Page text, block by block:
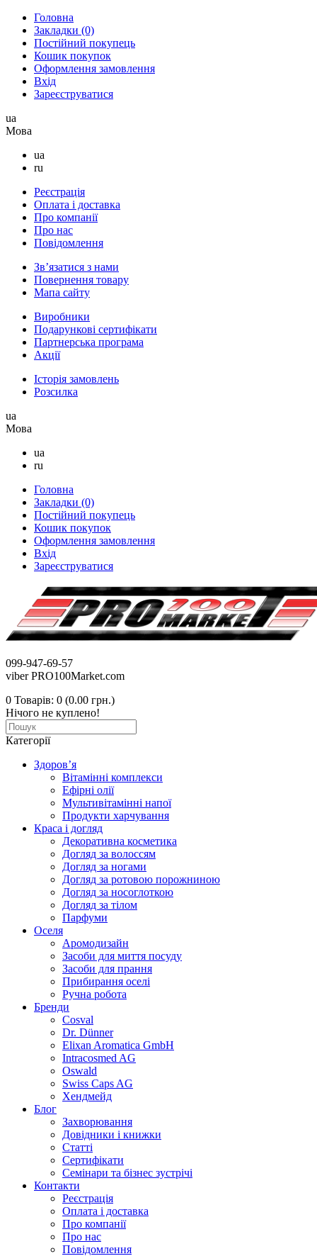
Головна
Закладки (0)
Постійний покупець
Кошик покупок
Оформлення замовлення
Вхід
Зареєструватися
ua
Мова
ua
ru
Реєстрація
Оплата і доставка
Про компанії
Про нас
Повідомлення
Зв’язатися з нами
Повернення товару
Мапа сайту
Виробники
Подарункові сертифікати
Партнерська програма
Акції
Історія замовлень
Розсилка
ua
Мова
ua
ru
Головна
Закладки (0)
Постійний покупець
Кошик покупок
Оформлення замовлення
Вхід
Зареєструватися
099-947-69-57
viber PRO100Market.com
0 Товарів: 0 (0.00 грн.)
Нічого не куплено!
Категорії
Здоров’я
Вітамінні комплекси
Ефірні олії
Мультивітамінні напої
Продукти харчування
Краса і догляд
Декоративна косметика
Догляд за волоссям
Догляд за ногами
Догляд за ротовою порожниною
Догляд за носоглоткою
Догляд за тілом
Парфуми
Оселя
Аромодизайн
Засоби для миття посуду
Засоби для прання
Прибирання оселі
Ручна робота
Бренди
Cosval
Dr. Dünner
Elixan Aromatica GmbH
Intracosmed AG
Oswald
Swiss Caps AG
Хендмейд
Блог
Захворювання
Довідники і книжки
Статті
Сертифікати
Семінари та бізнес зустрічі
Контакти
Реєстрація
Оплата і доставка
Про компанії
Про нас
Повідомлення